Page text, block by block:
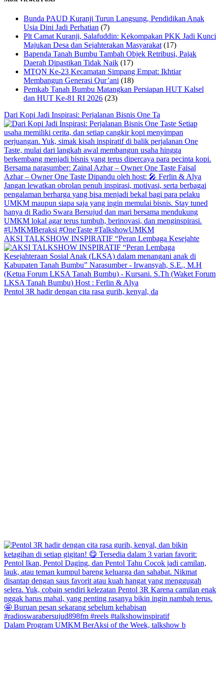
Bunda PAUD Kuranji Turun Langsung, Pendidikan Anak
Usia Dini Jadi Perhatian (7)
Plt Camat Kuranji, Salafuddin: Kekompakan PKK Jadi Kunci
Majukan Desa dan Sejahterakan Masyarakat (17)
Bapenda Tanah Bumbu Tambah Objek Retribusi, Pajak
Daerah Dipastikan Tidak Naik (17)
MTQN Ke-23 Kecamatan Simpang Empat: Ikhtiar
Membangun Generasi Qur’ani (18)
Pemkab Tanah Bumbu Matangkan Persiapan HUT Kalsel
dan HUT Ke-81 RI 2026 (23)
Dari Kopi Jadi Inspirasi: Perjalanan Bisnis One Ta
AKSI TALKSHOW INSPIRATIF “Peran Lembaga Kesejahte
Pentol 3R hadir dengan cita rasa gurih, kenyal, da
Dalam Program UMKM BerAksi of the Week, talkshow b